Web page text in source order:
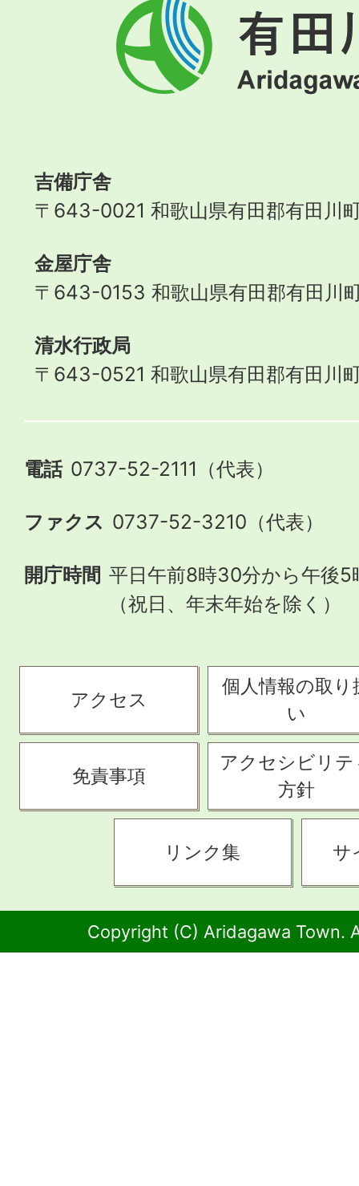
有
田
川
町
吉備庁舎
〒643-0021 和歌山県有田郡有田川
金屋庁舎
〒643-0153 和歌山県有田郡有田川
清水行政局
〒643-0521 和歌山県有田郡有田川
電話 0737-52-2111（代表）
ファクス 0737-52-3210（代表）
開庁時間 平日午前8時30分から午後5
（祝日、年末年始を除く）
アクセス
個人情報の取り
い
免責事項
アクセシビリテ
方針
リンク集 サ
Copyright (C) Aridagawa Town.